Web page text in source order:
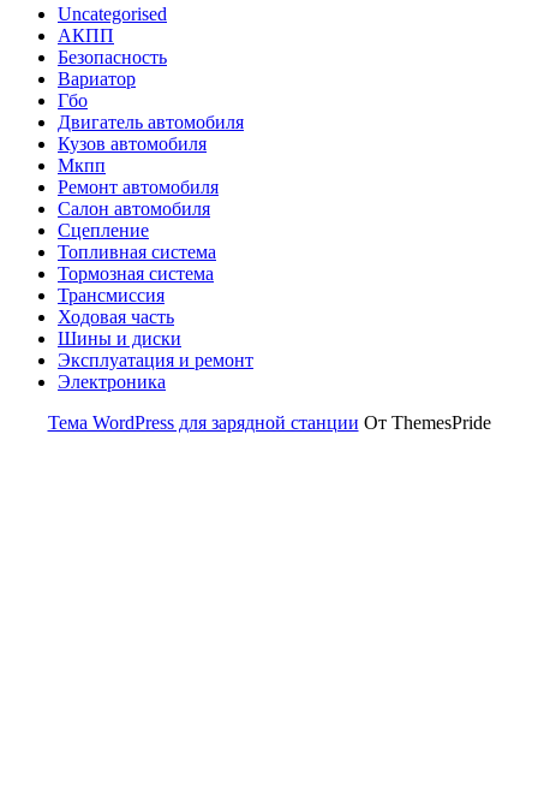
Uncategorised
АКПП
Безопасность
Вариатор
Гбо
Двигатель автомобиля
Кузов автомобиля
Мкпп
Ремонт автомобиля
Салон автомобиля
Сцепление
Топливная система
Тормозная система
Трансмиссия
Ходовая часть
Шины и диски
Эксплуатация и ремонт
Электроника
Тема WordPress для зарядной станции От ThemesPride